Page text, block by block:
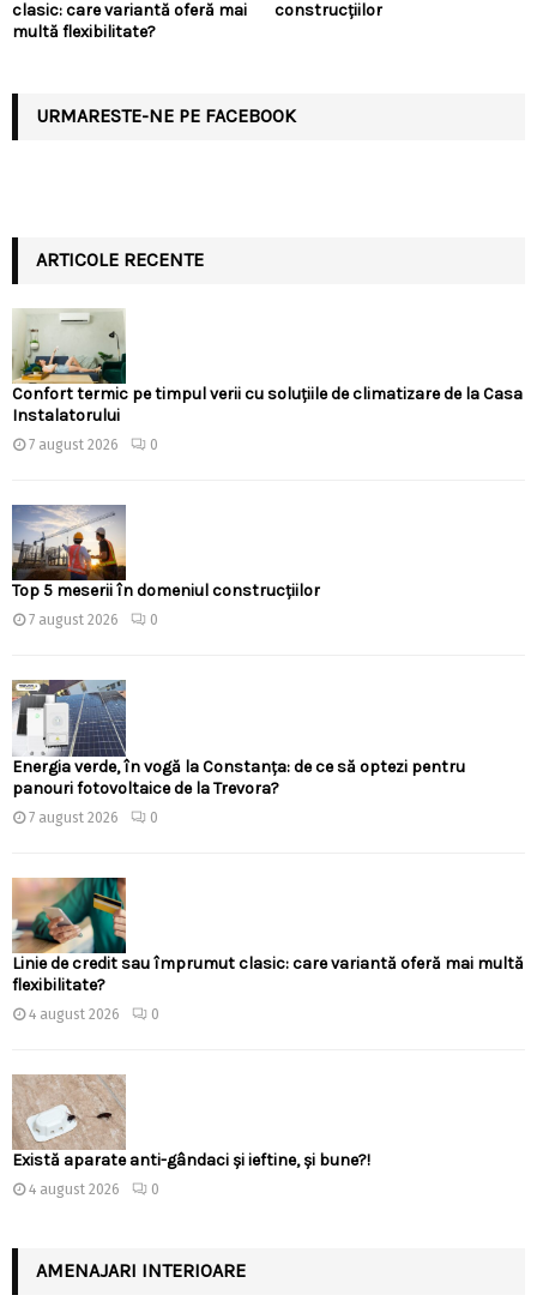
clasic: care variantă oferă mai
multă flexibilitate?
construcțiilor
URMARESTE-NE PE FACEBOOK
ARTICOLE RECENTE
Confort termic pe timpul verii cu soluțiile de climatizare de la Casa
Instalatorului
7 august 2026 0
Top 5 meserii în domeniul construcțiilor
7 august 2026 0
Energia verde, în vogă la Constanța: de ce să optezi pentru
panouri fotovoltaice de la Trevora?
7 august 2026 0
Linie de credit sau împrumut clasic: care variantă oferă mai multă
flexibilitate?
4 august 2026 0
Există aparate anti-gândaci și ieftine, și bune?!
4 august 2026 0
AMENAJARI INTERIOARE